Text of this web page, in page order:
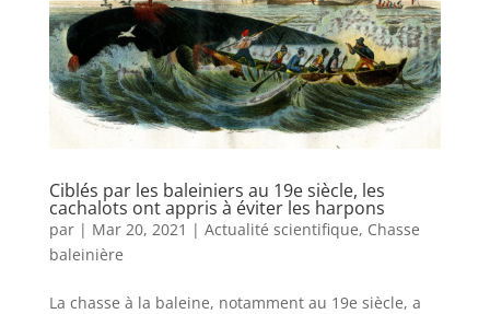
Ciblés par les baleiniers au 19e siècle, les
cachalots ont appris à éviter les harpons
par | Mar 20, 2021 | Actualité scientifique, Chasse
baleinière
La chasse à la baleine, notamment au 19e siècle, a